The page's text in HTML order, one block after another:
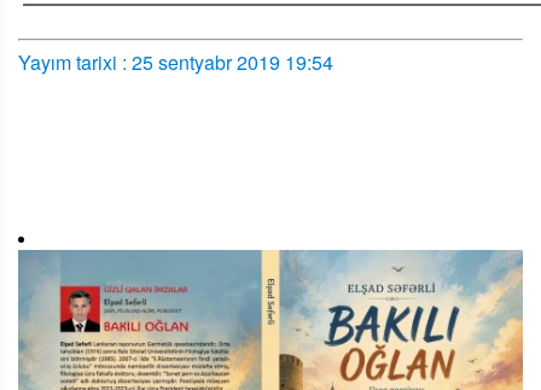
Yayım tarixi : 25 sentyabr 2019 19:54